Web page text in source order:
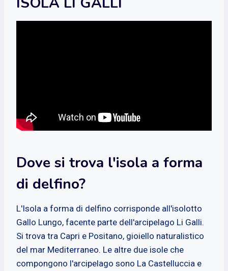
Dove si trova l'isola a forma
di delfino?
L'Isola a forma di delfino corrisponde all'isolotto
Gallo Lungo, facente parte dell'arcipelago Li Galli.
Si trova tra Capri e Positano, gioiello naturalistico
del mar Mediterraneo. Le altre due isole che
compongono l'arcipelago sono La Castelluccia e